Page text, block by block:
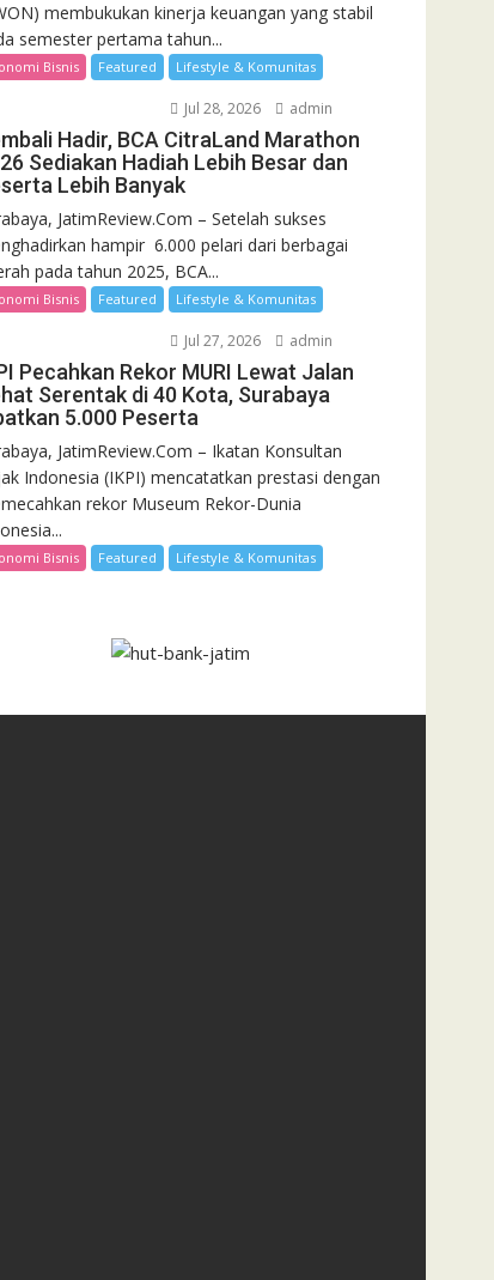
membukukan kinerja keuangan yang stabil
semester pertama tahun...
Bisnis Featured Lifestyle & Komunitas
Jul 28, 2026 admin
Hadir, BCA CitraLand Marathon
Sediakan Hadiah Lebih Besar dan
Lebih Banyak
JatimReview.Com – Setelah sukses
hampir 6.000 pelari dari berbagai
pada tahun 2025, BCA...
Bisnis Featured Lifestyle & Komunitas
Jul 27, 2026 admin
Pecahkan Rekor MURI Lewat Jalan
Serentak di 40 Kota, Surabaya
5.000 Peserta
JatimReview.Com – Ikatan Konsultan
Indonesia (IKPI) mencatatkan prestasi dengan
rekor Museum Rekor-Dunia
Bisnis Featured Lifestyle & Komunitas